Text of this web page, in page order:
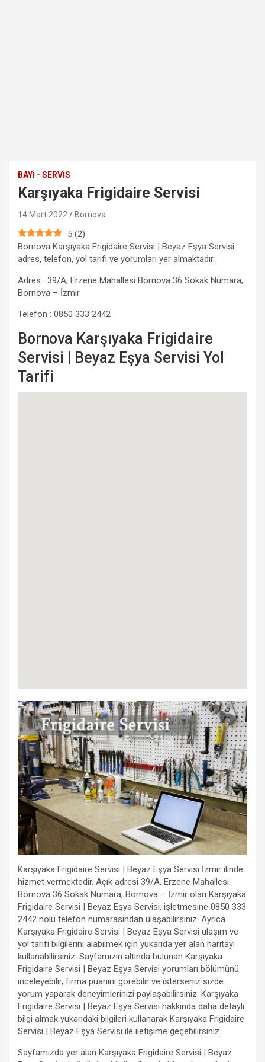
BAYI - SERVIS
Karşıyaka Frigidaire Servisi
14 Mart 2022 Bornova
5 (2)
Bornova Karşıyaka Frigidaire Servisi | Beyaz Eşya Servisi
adres, telefon, yol tarifi ve yorumları yer almaktadır.
Adres : 39/A, Erzene Mahallesi Bornova 36 Sokak Numara,
Bornova – İzmir
Telefon : 0850 333 2442
Bornova Karşıyaka Frigidaire
Servisi | Beyaz Eşya Servisi Yol
Tarifi
Karşıyaka Frigidaire Servisi | Beyaz Eşya Servisi İzmir ilinde
hizmet vermektedir. Açık adresi 39/A, Erzene Mahallesi
Bornova 36 Sokak Numara, Bornova – İzmir olan Karşıyaka
Frigidaire Servisi | Beyaz Eşya Servisi, işletmesine 0850 333
2442 nolu telefon numarasından ulaşabilirsiniz. Ayrıca
Karşıyaka Frigidaire Servisi | Beyaz Eşya Servisi ulaşım ve
yol tarifi bilgilerini alabilmek için yukarıda yer alan haritayı
kullanabilirsiniz. Sayfamızın altında bulunan Karşıyaka
Frigidaire Servisi | Beyaz Eşya Servisi yorumları bölümünü
inceleyebilir, firma puanını görebilir ve isterseniz sizde
yorum yaparak deneyimlerinizi paylaşabilirsiniz. Karşıyaka
Frigidaire Servisi | Beyaz Eşya Servisi hakkında daha detaylı
bilgi almak yukarıdaki bilgileri kullanarak Karşıyaka Frigidaire
Servisi | Beyaz Eşya Servisi ile iletişime geçebilirsiniz.
Sayfamızda yer alan Karşıyaka Frigidaire Servisi | Beyaz